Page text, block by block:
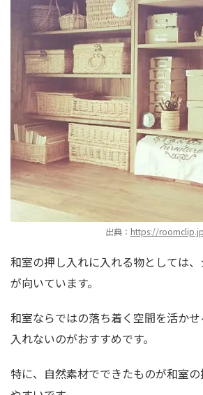
出典： https://
和室の押し入れに入れる物としては
が向いています。
和室ならではの落ち着く空間を活か
入れないのがおすすめです。
特に、自然素材でできたものが和室